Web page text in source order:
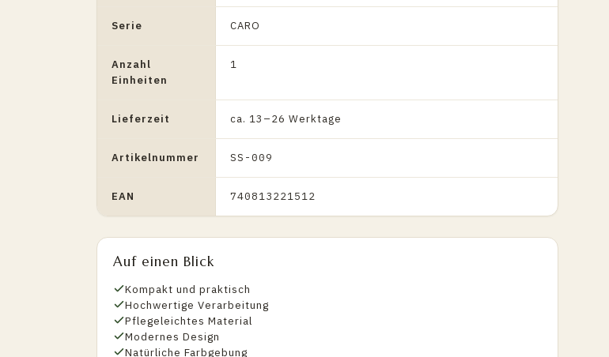
Serie CARO
Anzahl
Einheiten
1
Lieferzeit ca. 13–26 Werktage
Artikelnummer SS-009
EAN 740813221512
Auf einen Blick
Kompakt und praktisch
Hochwertige Verarbeitung
Pflegeleichtes Material
Modernes Design
Natürliche Farbgebung